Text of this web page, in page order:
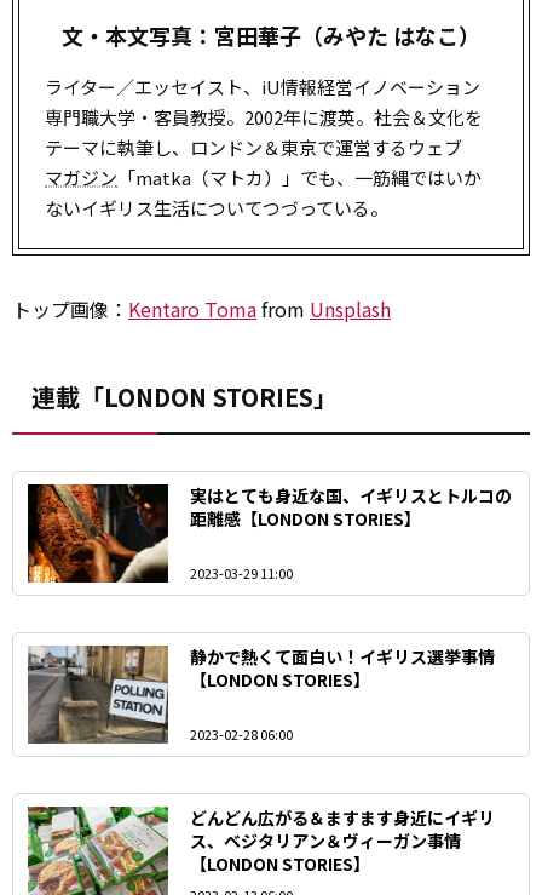
文・本文写真：宮田華子（みやた はなこ）
ライター／エッセイスト、iU情報経営イノベーション
専門職大学・客員教授。2002年に渡英。社会＆文化を
テーマに執筆し、ロンドン＆東京で運営するウェブ
マガジン 「matka（マトカ）」でも、一筋縄ではいか
ないイギリス生活についてつづっている。
トップ画像： Kentaro Tomafrom Unsplash
連載「LONDON STORIES」
実はとても身近な国、イギリスとトルコの
距離感【LONDON STORIES】
2023-03-29 11:00
静かで熱くて面白い！イギリス選挙事情
【LONDON STORIES】
2023-02-28 06:00
どんどん広がる＆ますます身近に――イギリ
ス、ベジタリアン＆ヴィーガン事情
【LONDON STORIES】